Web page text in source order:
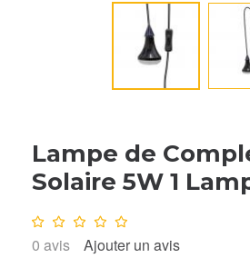
Lampe de
Solaire 5W 1
Note : 0/10
0 avis Ajouter un avis